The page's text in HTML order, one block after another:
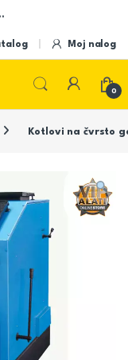
Moj nalog
0
Kotlovi na čvrsto